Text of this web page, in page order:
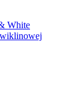
White